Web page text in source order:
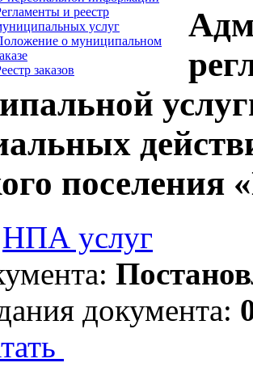
и реестр
услуг
о муниципальном
заказов
НПА услуг
документа: